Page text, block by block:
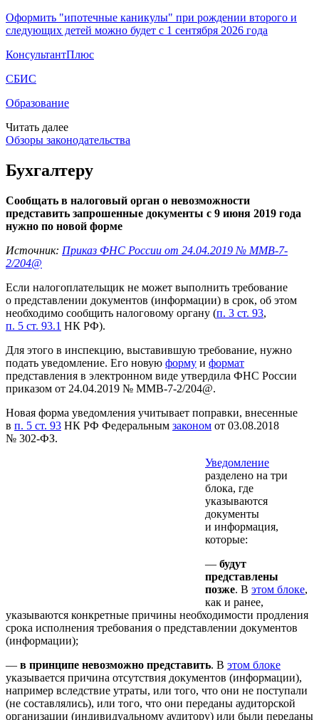
Оформить "ипотечные каникулы" при рождении второго и
следующих детей можно будет с 1 сентября 2026 года
КонсультантПлюс
СБИС
Образование
Читать далее
Обзоры законодательства
Бухгалтеру
Сообщать в налоговый орган о невозможности
представить запрошенные документы с 9 июня 2019 года
нужно по новой форме
Источник: Приказ ФНС России от 24.04.2019 № ММВ-7-
2/204@
Если налогоплательщик не может выполнить требование
о представлении документов (информации) в срок, об этом
необходимо сообщить налоговому органу (п. 3 ст. 93,
п. 5 ст. 93.1 НК РФ).
Для этого в инспекцию, выставившую требование, нужно
подать уведомление. Его новую форму и формат
представления в электронном виде утвердила ФНС России
приказом от 24.04.2019 № ММВ-7-2/204@.
Новая форма уведомления учитывает поправки, внесенные
в п. 5 ст. 93 НК РФ Федеральным законом от 03.08.2018
№ 302-ФЗ.
Уведомление
разделено на три
блока, где
указываются
документы
и информация,
которые:
— будут
представлены
позже. В этом блоке,
как и ранее,
указываются конкретные причины необходимости продления
срока исполнения требования о представлении документов
(информации);
— в принципе невозможно представить. В этом блоке
указывается причина отсутствия документов (информации),
например вследствие утраты, или того, что они не поступали
(не составлялись), или того, что они переданы аудиторской
организации (индивидуальному аудитору) или были переданы